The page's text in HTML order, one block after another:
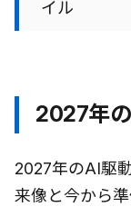
イル
2027年
2027年のAI駆
来像と今から